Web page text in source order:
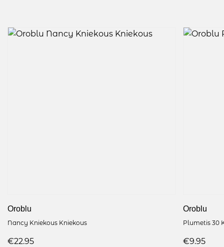
Oroblu
Nancy Kniekous Kniekous
€22.95
Oroblu
Plumetis 30
€9.95